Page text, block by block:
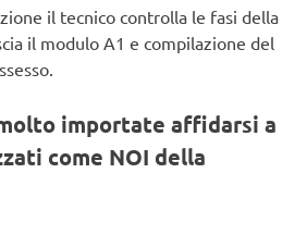
il tecnico controlla le fasi della
il modulo A1 e compilazione del
importate affidarsi a
come NOI della